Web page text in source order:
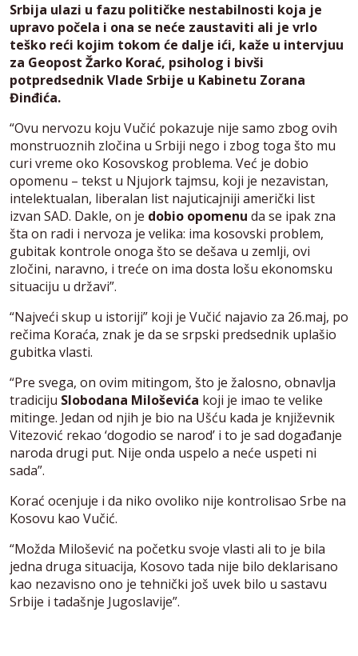
Srbija ulazi u fazu političke nestabilnosti koja je
upravo počela i ona se neće zaustaviti ali je vrlo
teško reći kojim tokom će dalje ići, kaže u intervjuu
za Geopost Žarko Korać, psiholog i bivši
potpredsednik Vlade Srbije u Kabinetu Zorana
Đinđića.
“Ovu nervozu koju Vučić pokazuje nije samo zbog ovih
monstruoznih zločina u Srbiji nego i zbog toga što mu
curi vreme oko Kosovskog problema. Već je dobio
opomenu – tekst u Njujork tajmsu, koji je nezavistan,
intelektualan, liberalan list najuticajniji američki list
izvan SAD. Dakle, on je dobio opomenu da se ipak zna
šta on radi i nervoza je velika: ima kosovski problem,
gubitak kontrole onoga što se dešava u zemlji, ovi
zločini, naravno, i treće on ima dosta lošu ekonomsku
situaciju u državi”.
“Najveći skup u istoriji” koji je Vučić najavio za 26.maj, po
rečima Koraća, znak je da se srpski predsednik uplašio
gubitka vlasti.
“Pre svega, on ovim mitingom, što je žalosno, obnavlja
tradiciju Slobodana Miloševića koji je imao te velike
mitinge. Jedan od njih je bio na Ušću kada je književnik
Vitezović rekao ‘dogodio se narod’ i to je sad događanje
naroda drugi put. Nije onda uspelo a neće uspeti ni
sada”.
Korać ocenjuje i da niko ovoliko nije kontrolisao Srbe na
Kosovu kao Vučić.
“Možda Milošević na početku svoje vlasti ali to je bila
jedna druga situacija, Kosovo tada nije bilo deklarisano
kao nezavisno ono je tehnički još uvek bilo u sastavu
Srbije i tadašnje Jugoslavije”.